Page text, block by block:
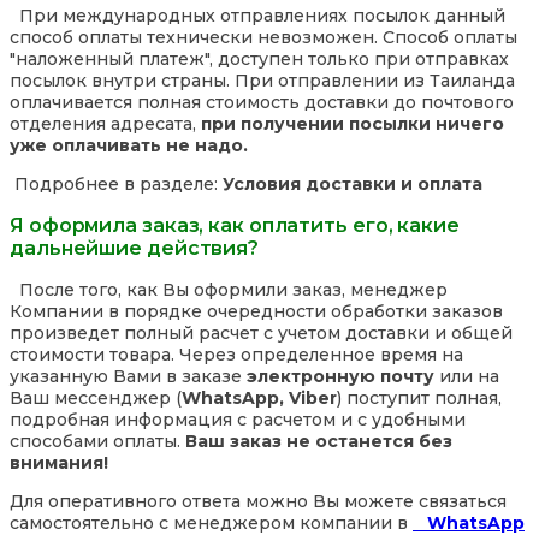
При международных отправлениях посылок данный
способ оплаты технически невозможен. Способ оплаты
"наложенный платеж", доступен только при отправках
посылок внутри страны. При отправлении из Таиланда
оплачивается полная стоимость доставки до почтового
отделения адресата, при получении посылки ничего
уже оплачивать не надо.
Подробнее в разделе: Условия доставки и оплата
Я оформила заказ, как оплатить его, какие
дальнейшие действия?
После того, как Вы оформили заказ, менеджер
Компании в порядке очередности обработки заказов
произведет полный расчет с учетом доставки и общей
стоимости товара. Через определенное время на
указанную Вами в заказе электронную почту или на
Ваш мессенджер (WhatsApp, Viber) поступит полная,
подробная информация с расчетом и с удобными
способами оплаты. Ваш заказ не останется без
внимания!
Для оперативного ответа можно Вы можете связаться
самостоятельно с менеджером компании в
WhatsApp